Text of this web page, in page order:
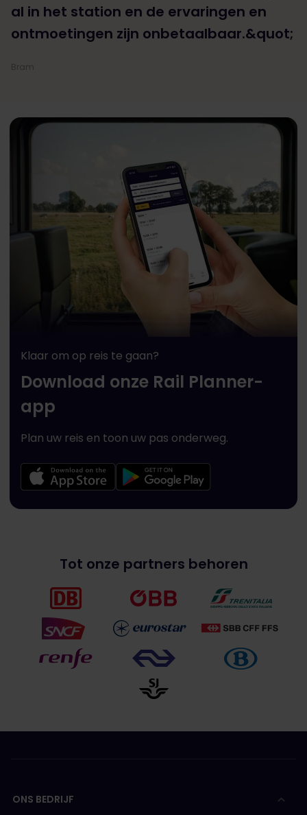
al in het station en de ervaringen en
ontmoetingen zijn onbetaalbaar.&quot;
Bram
Klaar om op reis te gaan?
Download onze Rail Planner-
app
Plan uw reis en toon uw pas onderweg.
Tot onze partners behoren
ONS BEDRIJF